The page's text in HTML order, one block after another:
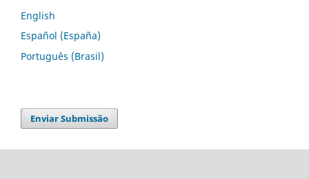
English
Español (España)
Português (Brasil)
Enviar Submissão